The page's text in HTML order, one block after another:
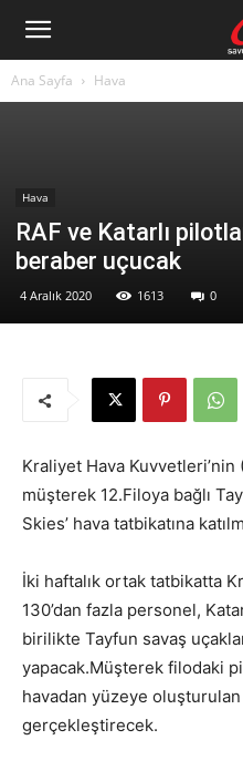
Ana Sayfa Hava
Hava
RAF ve Katarlı
beraber uçucak
4 Aralık 2020 1613 0
Kraliyet Hava
müşterek 12.Filoya bağlı
Skies’ hava tatbikatına
İki haftalık ortak tatbikatta
130’dan fazla personel,
birilikte Tayfun savaş
yapacak.Müşterek filodaki
havadan yüzeye
gerçekleştirecek.